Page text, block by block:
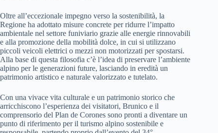
Oltre all’eccezionale impegno verso la sostenibilità, la
Regione ha adottato misure concrete per ridurre l’impatto
ambientale nel settore funiviario grazie alle energie rinnovabili
e alla promozione della mobilità dolce, in cui si utilizzano
piccoli veicoli elettrici o mezzi non motorizzati per spostarsi.
Alla base di questa filosofia c’è l’idea di preservare l’ambiente
alpino per le generazioni future, lasciando in eredità un
patrimonio artistico e naturale valorizzato e tutelato.
Con una vivace vita culturale e un patrimonio storico che
arricchiscono l’esperienza dei visitatori, Brunico e il
comprensorio del Plan de Corones sono pronti a diventare un
punto di riferimento per il turismo alpino sostenibile e